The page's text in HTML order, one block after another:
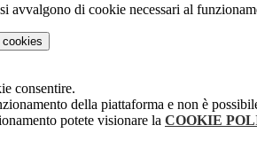
avvalgono di cookie necessari al
cookies
consentire.
della piattaforma e non è
potete visionare la COOKIE